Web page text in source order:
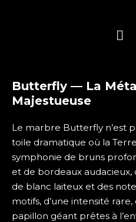
Butterfly — La
Majestueuse
Le marbre Butterfly n’est
toile dramatique où la
symphonie de bruns
et de bordeaux
de blanc laiteux et des
motifs, d’une intensité
papillon géant prêtes à